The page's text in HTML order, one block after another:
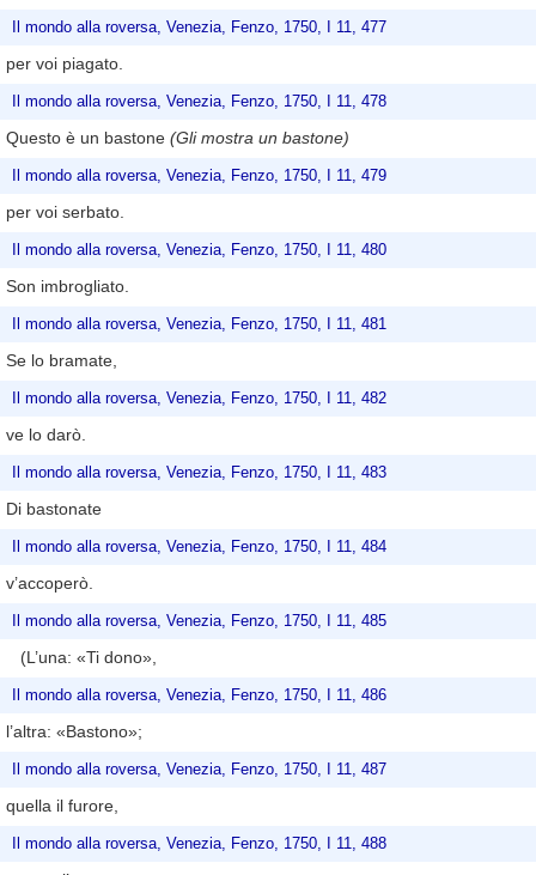
Il mondo alla roversa, Venezia, Fenzo, 1750, I 11, 477
per voi piagato.
Il mondo alla roversa, Venezia, Fenzo, 1750, I 11, 478
Questo è un bastone (Gli mostra un bastone)
Il mondo alla roversa, Venezia, Fenzo, 1750, I 11, 479
per voi serbato.
Il mondo alla roversa, Venezia, Fenzo, 1750, I 11, 480
Son imbrogliato.
Il mondo alla roversa, Venezia, Fenzo, 1750, I 11, 481
Se lo bramate,
Il mondo alla roversa, Venezia, Fenzo, 1750, I 11, 482
ve lo darò.
Il mondo alla roversa, Venezia, Fenzo, 1750, I 11, 483
Di bastonate
Il mondo alla roversa, Venezia, Fenzo, 1750, I 11, 484
v’accoperò.
Il mondo alla roversa, Venezia, Fenzo, 1750, I 11, 485
(L’una: «Ti dono»,
Il mondo alla roversa, Venezia, Fenzo, 1750, I 11, 486
l’altra: «Bastono»;
Il mondo alla roversa, Venezia, Fenzo, 1750, I 11, 487
quella il furore,
Il mondo alla roversa, Venezia, Fenzo, 1750, I 11, 488